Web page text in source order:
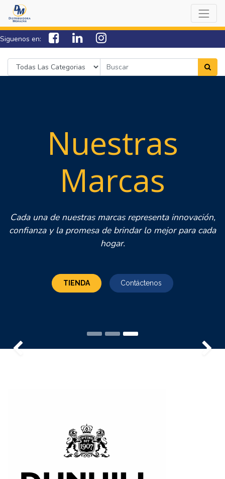
Siguenos en:
7538-0000 sac@lamorazan.com
Nuestras
Marcas
Cada una de nuestras marcas representa innovación,
confianza y la promesa de brindar lo mejor para cada
hogar.
TIENDA Contáctenos